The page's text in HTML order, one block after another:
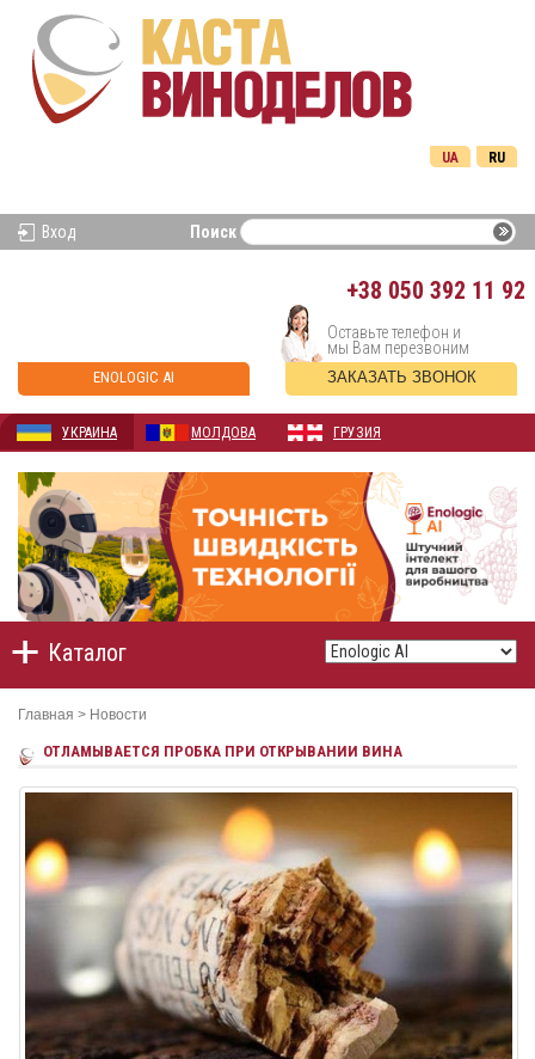
RU
UA
Вход Поиск
+38 050 392 11 92
ENOLOGIC AI
Оставьте телефон и
мы Вам перезвоним
ЗАКАЗАТЬ ЗВОНОК
УКРАИНА МОЛДОВА ГРУЗИЯ
Каталог
Главная > Новости
ОТЛАМЫВАЕТСЯ ПРОБКА ПРИ ОТКРЫВАНИИ ВИНА